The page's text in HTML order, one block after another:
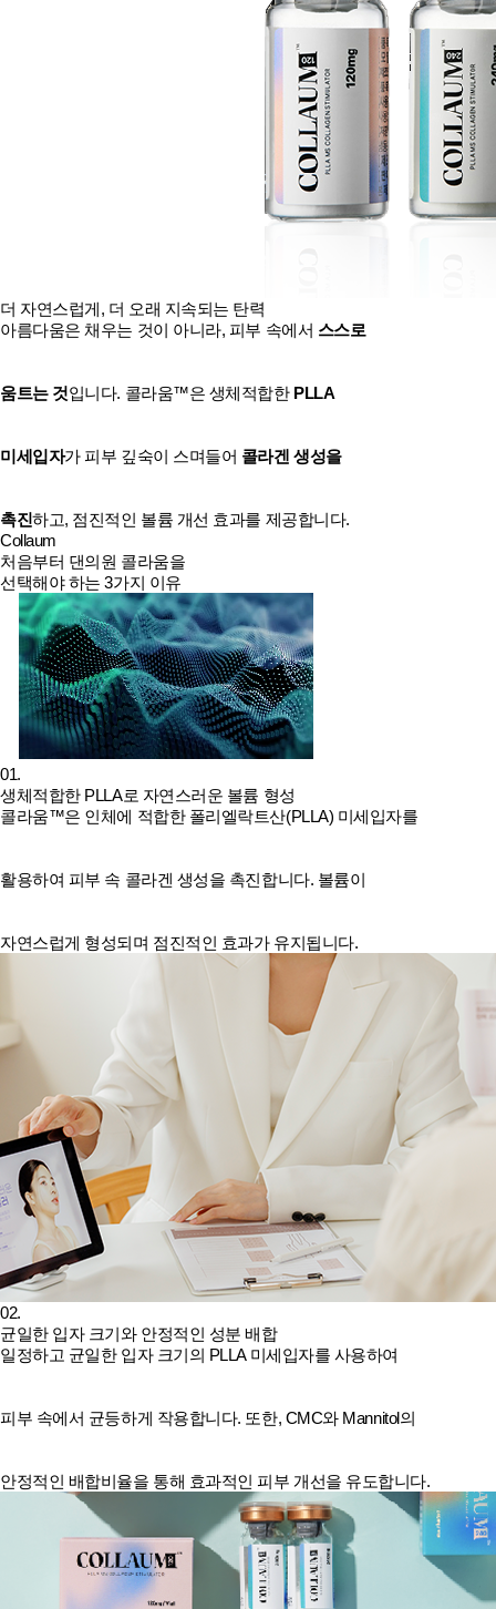
더 자연스럽게, 더 오래 지속되는 탄력
아름다움은 채우는 것이 아니라, 피부 속에서 스스로
움트는 것입니다. 콜라움™은 생체적합한 PLLA
미세입자가 피부 깊숙이 스며들어 콜라겐 생성을
촉진하고, 점진적인 볼륨 개선 효과를 제공합니다.
Collaum
처음부터 댄의원 콜라움을
선택해야 하는 3가지 이유
01.
생체적합한 PLLA로 자연스러운 볼륨 형성
콜라움™은 인체에 적합한 폴리엘락트산(PLLA) 미세입자를
활용하여 피부 속 콜라겐 생성을 촉진합니다. 볼륨이
자연스럽게 형성되며 점진적인 효과가 유지됩니다.
02.
균일한 입자 크기와 안정적인 성분 배합
일정하고 균일한 입자 크기의 PLLA 미세입자를 사용하여
피부 속에서 균등하게 작용합니다. 또한, CMC와 Mannitol의
안정적인 배합비율을 통해 효과적인 피부 개선을 유도합니다.